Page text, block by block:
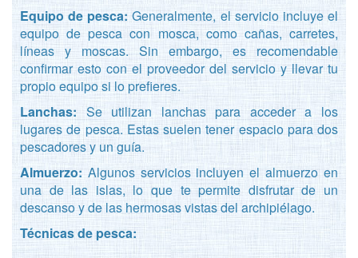
Equipo de pesca: Generalmente, el servicio incluye el
equipo de pesca con mosca, como cañas, carretes,
líneas y moscas. Sin embargo, es recomendable
confirmar esto con el proveedor del servicio y llevar tu
propio equipo si lo prefieres.
Lanchas: Se utilizan lanchas para acceder a los
lugares de pesca. Estas suelen tener espacio para dos
pescadores y un guía.
Almuerzo: Algunos servicios incluyen el almuerzo en
una de las islas, lo que te permite disfrutar de un
descanso y de las hermosas vistas del archipiélago.
Técnicas de pesca: